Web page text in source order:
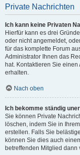
Private Nachrichten
Ich kann keine Privaten
Hierfür kann es drei
oder nicht angemeldet,
für das komplette Forum
Administrator Ihnen das
hat. Kontaktieren Sie
erhalten.
Nach oben
Ich bekomme ständig
Sie können Private
löschen, indem Sie in
erstellen. Falls Sie
können Sie dies auch
betreffenden Mitglied